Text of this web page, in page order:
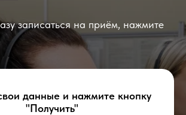
записаться на приём, нажмите
данные и нажмите кнопку
"Получить"